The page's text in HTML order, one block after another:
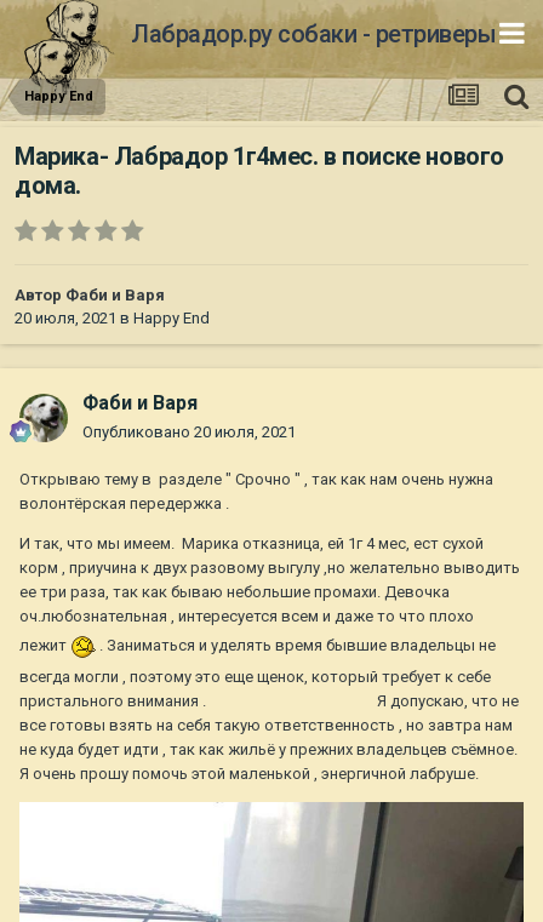
Лабрадор.ру собаки - ретриверы
Happy End
Марика- Лабрадор 1г4мес. в поиске нового
дома.
Автор Фаби и Варя
20 июля, 2021 в Happy End
Фаби и Варя
Опубликовано 20 июля, 2021
Открываю тему в разделе " Срочно " , так как нам очень нужна
волонтёрская передержка .
И так, что мы имеем. Марика отказница, ей 1г 4 мес, ест сухой
корм , приучина к двух разовому выгулу ,но желательно выводить
ее три раза, так как бываю небольшие промахи. Девочка
оч.любознательная , интересуется всем и даже то что плохо
лежит
. Заниматься и уделять время бывшие владельцы не
всегда могли , поэтому это еще щенок, который требует к себе
пристального внимания . Я допускаю, что не
все готовы взять на себя такую ответственность , но завтра нам
не куда будет идти , так как жильё у прежних владельцев съёмное.
Я очень прошу помочь этой маленькой , энергичной лабруше.